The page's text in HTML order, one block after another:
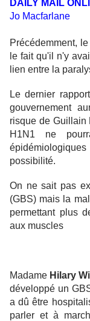
DAILY MAIL
Jo Macfarlane
Précédemment,
le fait qu'il n'y
lien entre la
Le dernier
gouvernement
risque de Guillain
H1N1 ne
possibilité.
On ne sait pas
(GBS) mais la
permettant plus
aux muscles
Madame Hilary
développé un
a dû être
parler et à